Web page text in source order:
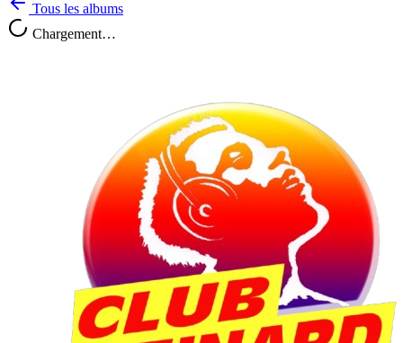
Tous les albums
Chargement…